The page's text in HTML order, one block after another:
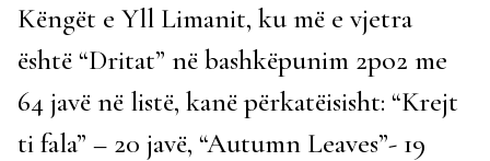
Këngët e Yll Limanit, ku më e vjetra
është “Dritat” në bashkëpunim 2po2 me
64 javë në listë, kanë përkatëisisht: “Krejt
ti fala” – 20 javë, “Autumn Leaves”- 19